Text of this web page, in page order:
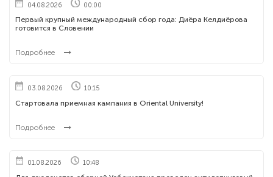
04.08.2026 00:00
Первый крупный международный сбор года: Диёра Келдиёрова
готовится в Словении
Подробнее
03.08.2026 10:15
Стартовала приемная кампания в Oriental University!
Подробнее
01.08.2026 10:48